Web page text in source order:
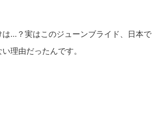
…？実はこのジューンブライド、日本で
理由だったんです。